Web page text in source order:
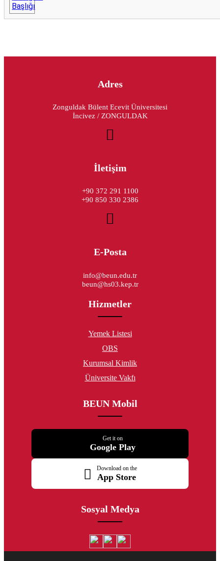
Adres
Zonguldak Bülent Ecevit Üniversitesi
İncivez / ZONGULDAK
İletişim
+90 372 291 1100
+90 850 330 2386
E-Posta
info@beun.edu.tr
beun@hs03.kep.tr
Hizmetler
Yemek Listesi
OBS
Kurumsal Kimlik
Üniversite Vakfı
BEUN Mobil
Get it on
Google Play
Download on the
App Store
Sosyal Medya